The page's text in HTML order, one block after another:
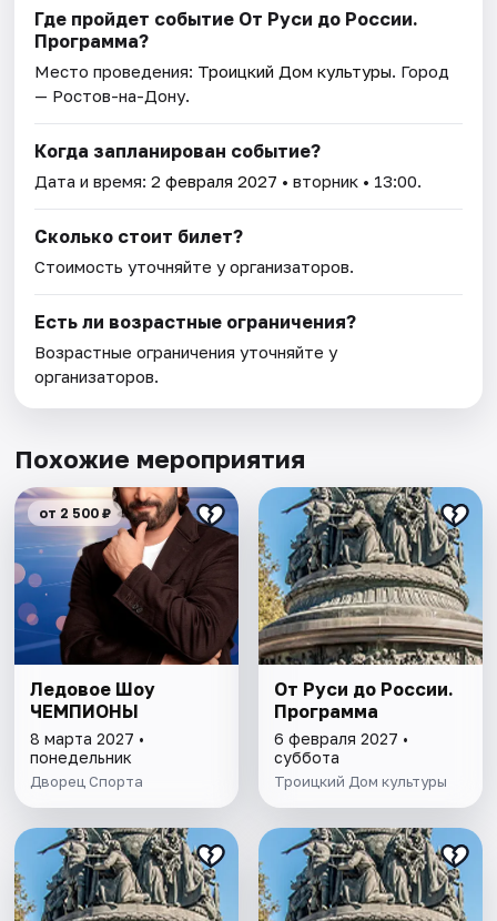
Где пройдет событие От Руси до России.
Программа?
Место проведения: Троицкий Дом культуры. Город
— Ростов-на-Дону.
Когда запланирован событие?
Дата и время:2 февраля 2027 • вторник • 13:00.
Сколько стоит билет?
Стоимость уточняйте у организаторов.
Есть ли возрастные ограничения?
Возрастные ограничения уточняйте у
организаторов.
Похожие мероприятия
от 2 500 ₽
Ледовое Шоу
ЧЕМПИОНЫ
8 марта 2027 •
понедельник
Дворец Спорта
От Руси до России.
Программа
6 февраля 2027 •
суббота
Троицкий Дом культуры